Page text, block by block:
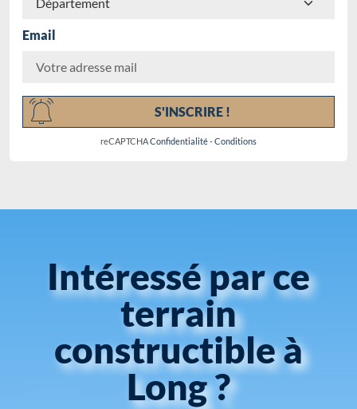
Email
S'INSCRIRE !
reCAPTCHAConfidentialité-Conditions
Intéressé par ce
terrain
constructible à
Long ?